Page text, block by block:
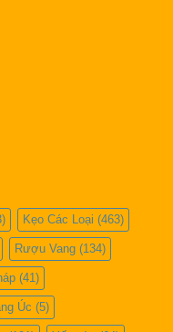
đời hơn Champagne;
ở Languedoc
Roussillon đã phạm
tiền. Những vườn nho
thay thế bằng những
Kẹo Các Loại (463)
Rượu Vang (134)
(41)
Úc (5)